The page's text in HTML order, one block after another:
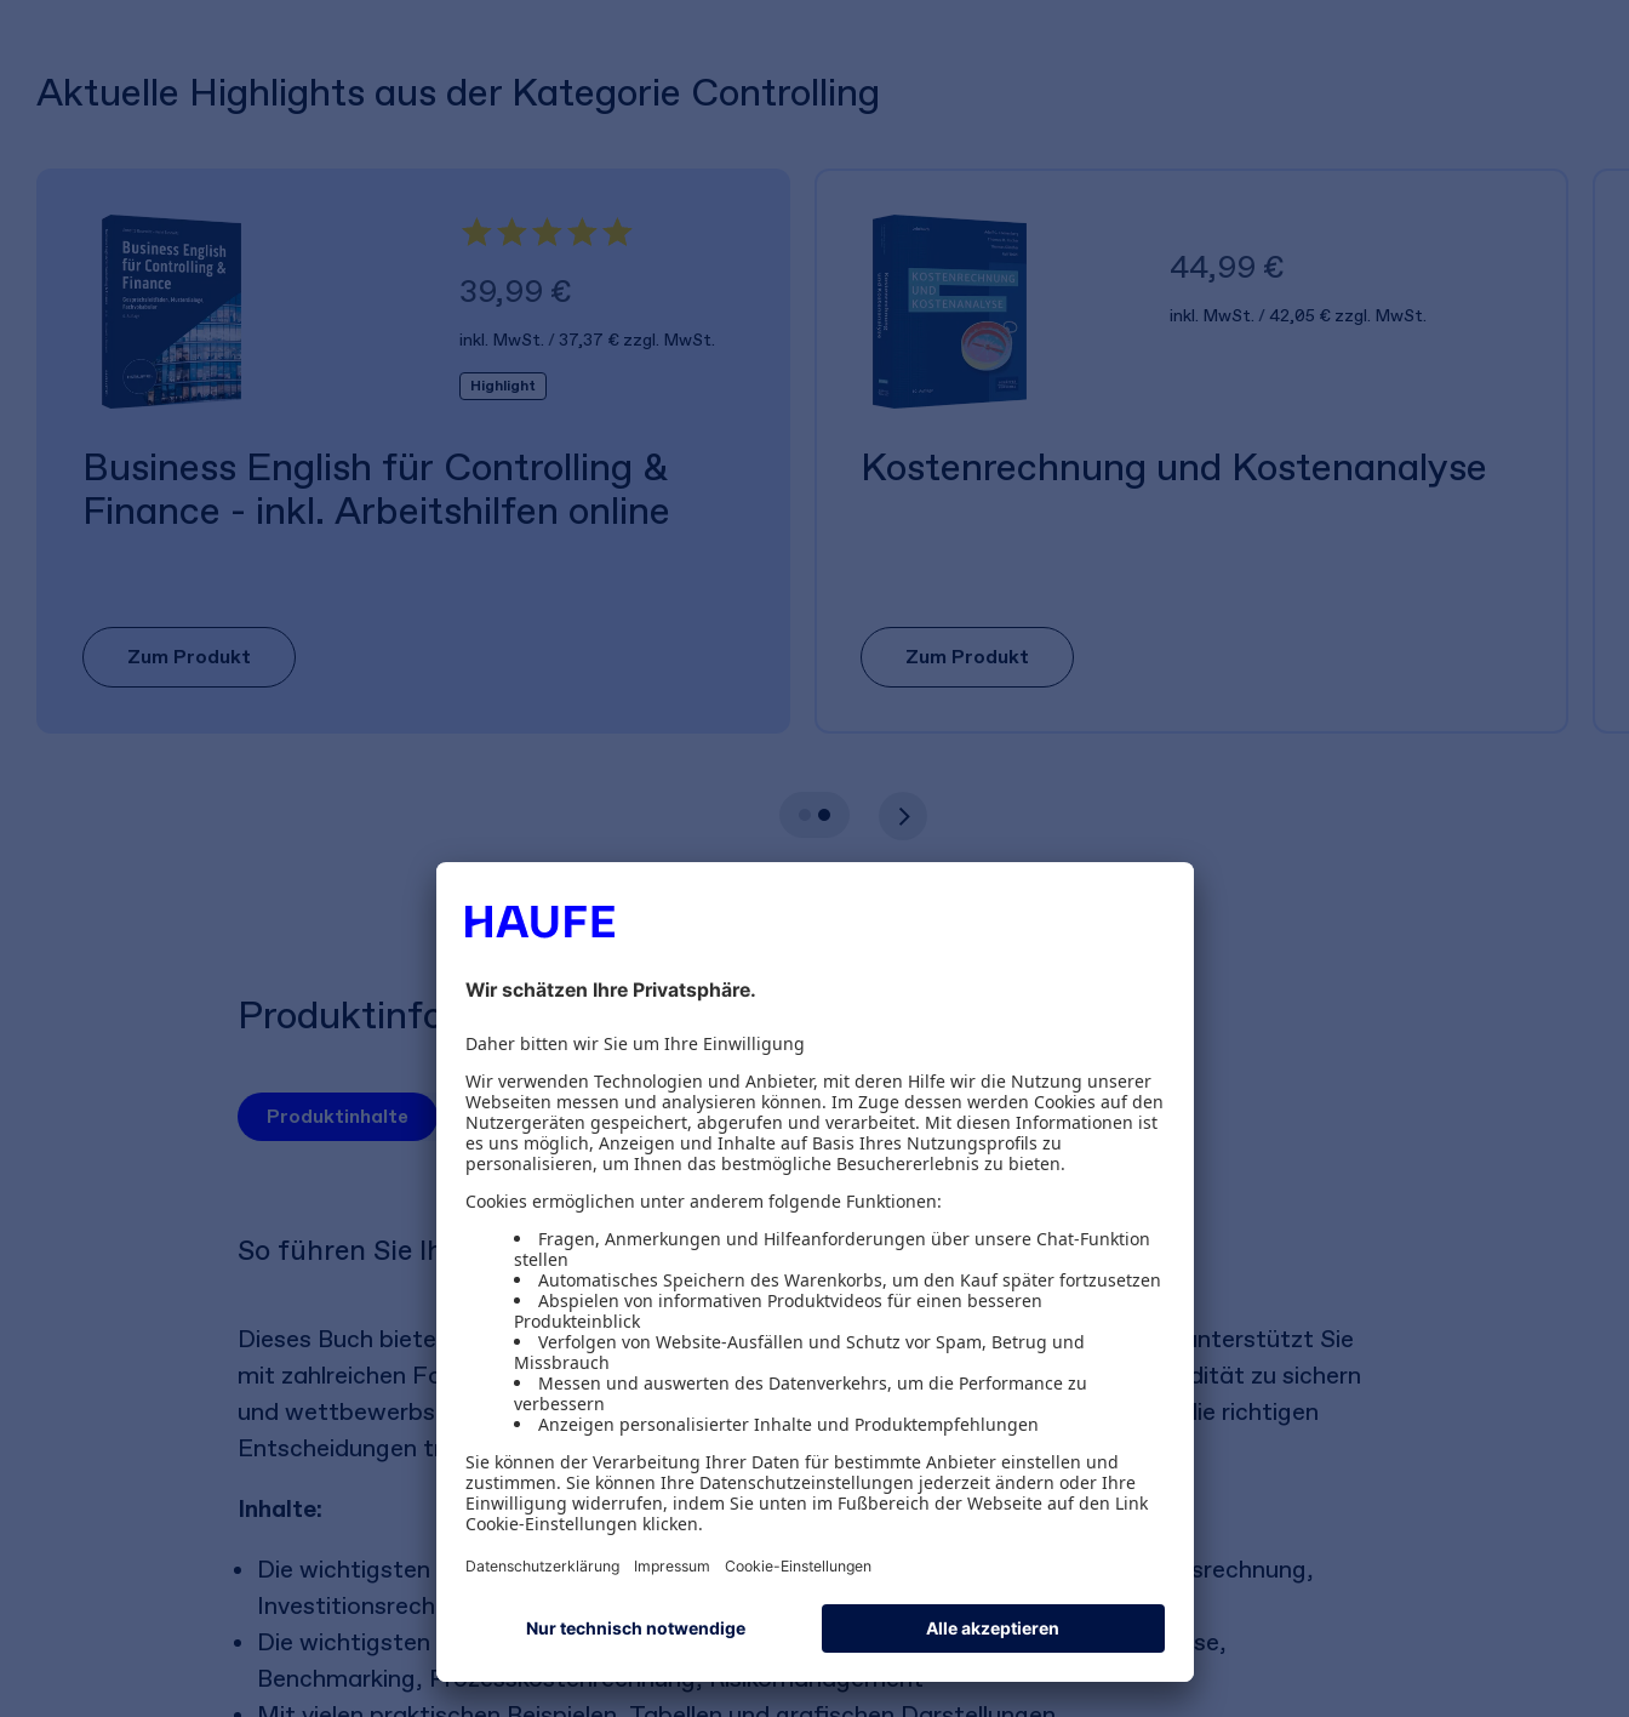
Aktuelle Highlights aus der Kategorie Controlling
39,99 €
inkl. MwSt. 37,37 € zzgl. MwSt.
Highlight
Business English für Controlling &
Finance - inkl. Arbeitshilfen online
Zum Produkt
44,99 €
inkl. MwSt. 42,05 € zzgl. MwSt.
Kostenrechnung und Kostenanalyse
Zum Produkt
Produktinformationen
Produktinhalte Autoren Inhaltsverzeichnis
So führen Sie Ihr Unternehmen erfolgreich
Dieses Buch bietet Ihnen alle wichtigen Instrumente zur Unternehmenssteuerung. Es unterstützt Sie
mit zahlreichen Formeln und Rechnern dabei, Ihre Rentabilität zu verbessern, die Liquidität zu sichern
und wettbewerbsfähig zu bleiben. Denn nur mit zuverlässigen Grundlagen können Sie die richtigen
Entscheidungen treffen und auf Erfolgskurs bleiben.
Inhalte:
Die wichtigsten Instrumente des operativen Controllings - wie z. B. Deckungsbeitragsrechnung,
Investitionsrechnung, Liquiditätsplanung, Berichte, Kennzahlen
Die wichtigsten Instrumente des strategischen Controllings - wie z. B. Portfolioanalyse,
Benchmarking, Prozesskostenrechnung, Risikomanagement